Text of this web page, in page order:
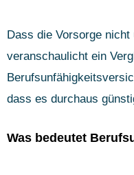
Dass die Vorsorge
veranschaulicht ein
dass es durchaus
Was bedeutet